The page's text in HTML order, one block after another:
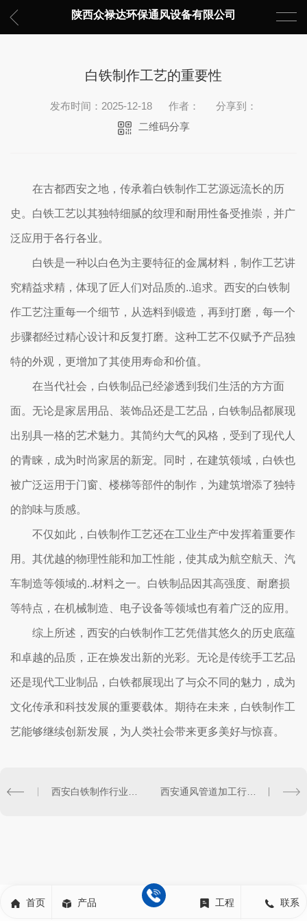
陕西众禄达环保通风设备有限公司
白铁制作工艺的重要性
发布时间：2025-12-18 作者：
分享到：
二维码分享
在古都西安之地，传承着白铁制作工艺源远流长的历
史。白铁工艺以其独特细腻的纹理和耐用性备受推崇，并广
泛应用于各行各业。
白铁是一种以白色为主要特征的金属材料，制作工艺讲
究精益求精，体现了匠人们对品质的..追求。西安的白铁制
作工艺注重每一个细节，从选料到锻造，再到打磨，每一个
步骤都经过精心设计和反复打磨。这种工艺不仅赋予产品独
特的外观，更增加了其使用寿命和价值。
在当代社会，白铁制品已经渗透到我们生活的方方面
面。无论是家居用品、装饰品还是工艺品，白铁制品都展现
出别具一格的艺术魅力。其简约大气的风格，受到了现代人
的青睐，成为时尚家居的新宠。同时，在建筑领域，白铁也
被广泛运用于门窗、楼梯等部件的制作，为建筑增添了独特
的韵味与质感。
不仅如此，白铁制作工艺还在工业生产中发挥着重要作
用。其优越的物理性能和加工性能，使其成为航空航天、汽
车制造等领域的..材料之一。白铁制品因其高强度、耐磨损
等特点，在机械制造、电子设备等领域也有着广泛的应用。
综上所述，西安的白铁制作工艺凭借其悠久的历史底蕴
和卓越的品质，正在焕发出新的光彩。无论是传统手工艺品
还是现代工业制品，白铁都展现出了与众不同的魅力，成为
文化传承和科技发展的重要载体。期待在未来，白铁制作工
艺能够继续创新发展，为人类社会带来更多美好与惊喜。
首页 产品 工程 联系